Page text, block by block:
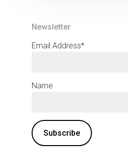
Newsletter
Email Address*
Name